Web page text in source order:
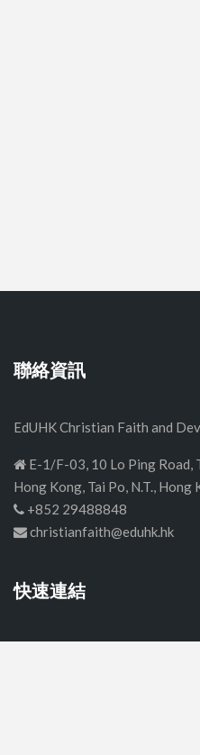
聯絡資訊
EdUHK Christian Faith and
E-1/F-03, 10 Lo Ping
Hong Kong, Tai Po, N.T., Hong
+852 29488848
christianfaith@eduhk.hk
快速連結